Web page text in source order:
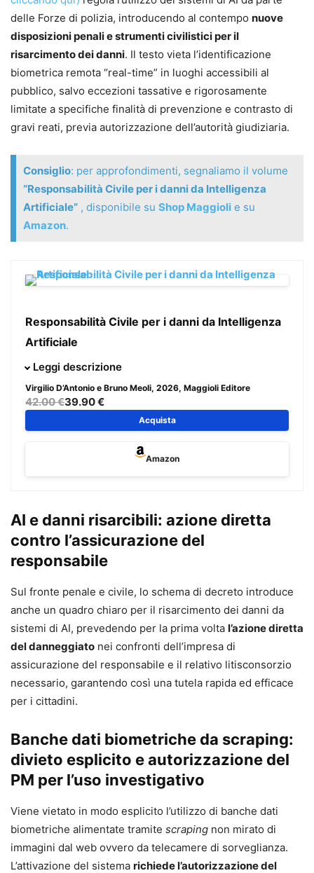
delle Forze di polizia, introducendo al contempo nuove
disposizioni penali e strumenti civilistici per il
risarcimento dei danni. Il testo vieta l’identificazione
biometrica remota “real-time” in luoghi accessibili al
pubblico, salvo eccezioni tassative e rigorosamente
limitate a specifiche finalità di prevenzione e contrasto di
gravi reati, previa autorizzazione dell’autorità giudiziaria.
Consiglio: per approfondimenti, segnaliamo il volume
“Responsabilità Civile per i danni da Intelligenza
Artificiale” , disponibile su Shop Maggioli e su
Amazon.
Responsabilità Civile per i danni da Intelligenza
Artificiale
Il volume offre un’analisi completa e aggiornata della
intelligenza artificiale, ricostruendo l’intera filiera del
rischio: progettazione, addestramento, messa in
circolazione, uso professionale e decisione
algoritmicamente mediata.
prodotto – si confrontano con le nuove esigenze di
trasparenza, tracciabilità, sorveglianza umana e
accountability organizzativa.
decisionali, attività professionali, servizi pubblici e
modelli organizzativi. Con essa cambiano anche i criteri
per individuare chi risponde dei danni, come si prova il
difetto o il nesso causale e quali obblighi gravano su
produttori, utilizzatori professionali, imprese,
amministrazioni e operatori del diritto.
Questo volume affronta il tema con taglio sistematico e
tradizionali con il nuovo quadro normativo europeo e
nazionale. L’opera analizza l’imputazione del rischio lungo
l’intera filiera tecnologica e approfondisce il ruolo delle
professionale, obblighi informativi e assetti organizzativi –
come strumenti concreti di governo della responsabilità
nell’era algoritmica.
Leggi descrizione
Virgilio D’Antonio e Bruno Meoli, 2026, Maggioli Editore
42.00 €39.90 €
Acquista
Amazon
AI e danni risarcibili: azione diretta
contro l’assicurazione del
responsabile
Sul fronte penale e civile, lo schema di decreto introduce
anche un quadro chiaro per il risarcimento dei danni da
sistemi di AI, prevedendo per la prima volta l’azione diretta
del danneggiato nei confronti dell’impresa di
assicurazione del responsabile e il relativo litisconsorzio
necessario, garantendo così una tutela rapida ed efficace
per i cittadini.
Banche dati biometriche da scraping:
divieto esplicito e autorizzazione del
PM per l’uso investigativo
Viene vietato in modo esplicito l’utilizzo di banche dati
biometriche alimentate tramite scraping non mirato di
immagini dal web ovvero da telecamere di sorveglianza.
L’attivazione del sistema richiede l’autorizzazione del